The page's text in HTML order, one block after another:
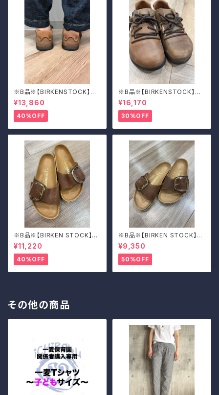
※B品※【BIRKENSTOCK】Mo
ntana/CUOIO 37
¥13,860
40%OFF
※B品※【BIRKENSTOCK】Mo
ntana/CUOIO 39
¥16,170
30%OFF
※B品※【BIRKEN STOCK】M
adrid Big Buckle/マドリッド
ビッグバックル 39
¥11,220
40%OFF
※B品※【BIRKEN STOCK】M
adrid Big Buckle/マドリッド
ビッグバックル 39
¥9,350
50%OFF
その他の商品